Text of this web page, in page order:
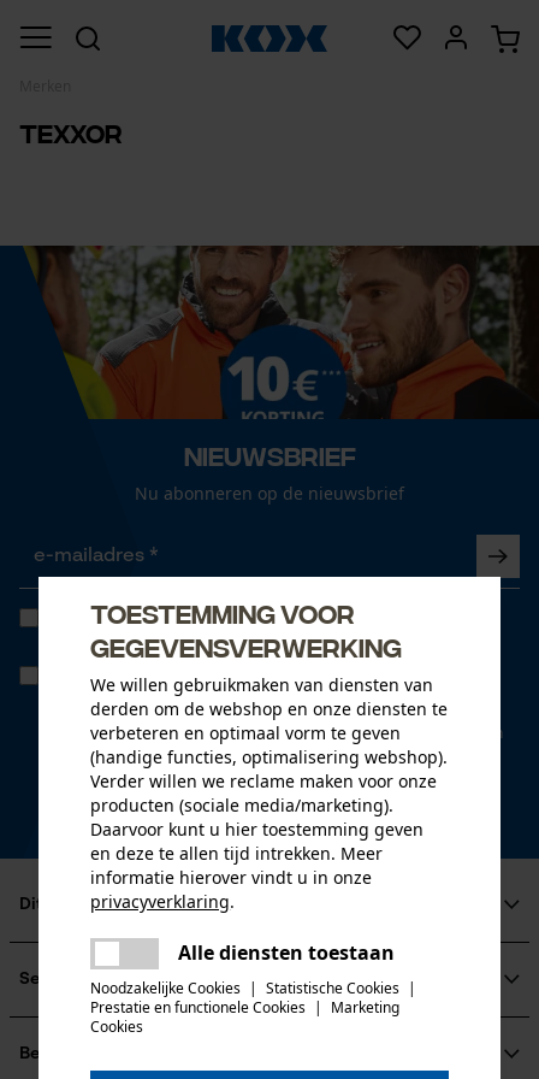
Texxor
Nieuwsbrief
Nu abonneren op de nieuwsbrief
Ik heb deAlgemene voorwaarden inzake gegevensbescherming
gelezen en ga akkoord. *
Wanneer u instemt met persoonlijke tracking kunnen we u via onze
newsletter individuele aanbiedingen doen. Uw gegevens worden
niet gedeeld met derden. U kunt uw toestemming te allen tijde met
een klik intrekken. Onderaan iedere newsletter vindt u daarvoor een
* velden zijn verplicht
*** Inwisselbaar vanaf een goederenwaarde van 100,- €
Dit is KOX
Maatschappelijke betrokkenheid
raadgever
KOX Harvester
Aanmelding nieuwsbrief
Service
Veel gestelde vragen
KOX catalogus
Betalingswijzen
Toestemming voor
gegevensverwerking
We willen gebruikmaken van diensten van
derden om de webshop en onze diensten te
verbeteren en optimaal vorm te geven
(handige functies, optimalisering webshop).
Verder willen we reclame maken voor onze
producten (sociale media/marketing).
Daarvoor kunt u hier toestemming geven
en deze te allen tijd intrekken. Meer
informatie hierover vindt u in onze
privacyverklaring.
Alle diensten toestaan
Noodzakelijke Cookies | Statistische Cookies |
Prestatie en functionele Cookies |
Marketing
Cookies
Er is een fout opgetreden. Gelieve
het opnieuw te proberen.
delen
mail